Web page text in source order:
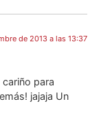
de 2013 a las 13:37
para
jajaja Un